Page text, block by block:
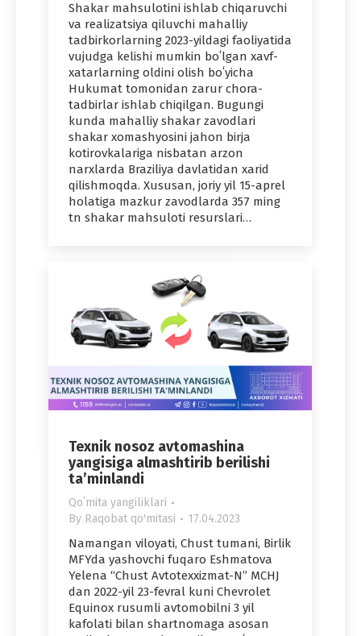
Shakar mahsulotini ishlab chiqaruvchi
va realizatsiya qiluvchi mahalliy
tadbirkorlarning 2023-yildagi faoliyatida
vujudga kelishi mumkin boʻlgan xavf-
xatarlarning oldini olish boʻyicha
Hukumat tomonidan zarur chora-
tadbirlar ishlab chiqilgan. Bugungi
kunda mahalliy shakar zavodlari
shakar xomashyosini jahon birja
kotirovkalariga nisbatan arzon
narxlarda Braziliya davlatidan xarid
qilishmoqda. Xususan, joriy yil 15-aprel
holatiga mazkur zavodlarda 357 ming
tn shakar mahsuloti resurslari…
Texnik nosoz avtomashina
yangisiga almashtirib berilishi
ta’minlandi
Qoʻmita yangiliklari
By Raqobat qo'mitasi 17.04.2023
Namangan viloyati, Chust tumani, Birlik
MFYda yashovchi fuqaro Eshmatova
Yelena “Chust Avtotexxizmat-N” MCHJ
dan 2022-yil 23-fevral kuni Chevrolet
Equinox rusumli avtomobilni 3 yil
kafolati bilan shartnomaga asosan